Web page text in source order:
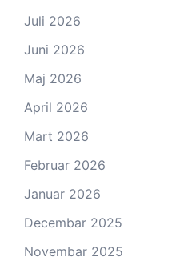
Juli 2026
Juni 2026
Maj 2026
April 2026
Mart 2026
Februar 2026
Januar 2026
Decembar 2025
Novembar 2025